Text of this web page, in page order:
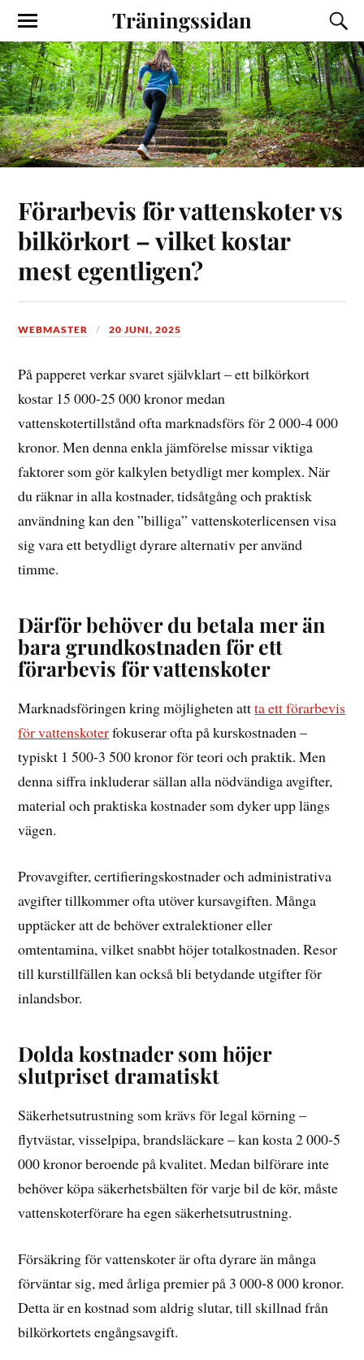
Träningssidan
Förarbevis för vattenskoter vs
bilkörkort – vilket kostar
mest egentligen?
WEBMASTER 20 JUNI, 2025
På papperet verkar svaret självklart – ett bilkörkort
kostar 15 000-25 000 kronor medan
vattenskotertillstånd ofta marknadsförs för 2 000-4 000
kronor. Men denna enkla jämförelse missar viktiga
faktorer som gör kalkylen betydligt mer komplex. När
du räknar in alla kostnader, tidsåtgång och praktisk
användning kan den ”billiga” vattenskoterlicensen visa
sig vara ett betydligt dyrare alternativ per använd
timme.
Därför behöver du betala mer än
bara grundkostnaden för ett
förarbevis för vattenskoter
Marknadsföringen kring möjligheten attta ett förarbevis
för vattenskoterfokuserar ofta på kurskostnaden –
typiskt 1 500-3 500 kronor för teori och praktik. Men
denna siffra inkluderar sällan alla nödvändiga avgifter,
material och praktiska kostnader som dyker upp längs
vägen.
Provavgifter, certifieringskostnader och administrativa
avgifter tillkommer ofta utöver kursavgiften. Många
upptäcker att de behöver extralektioner eller
omtentamina, vilket snabbt höjer totalkostnaden. Resor
till kurstillfällen kan också bli betydande utgifter för
inlandsbor.
Dolda kostnader som höjer
slutpriset dramatiskt
Säkerhetsutrustning som krävs för legal körning –
flytvästar, visselpipa, brandsläckare – kan kosta 2 000-5
000 kronor beroende på kvalitet. Medan bilförare inte
behöver köpa säkerhetsbälten för varje bil de kör, måste
vattenskoterförare ha egen säkerhetsutrustning.
Försäkring för vattenskoter är ofta dyrare än många
förväntar sig, med årliga premier på 3 000-8 000 kronor.
Detta är en kostnad som aldrig slutar, till skillnad från
bilkörkortets engångsavgift.